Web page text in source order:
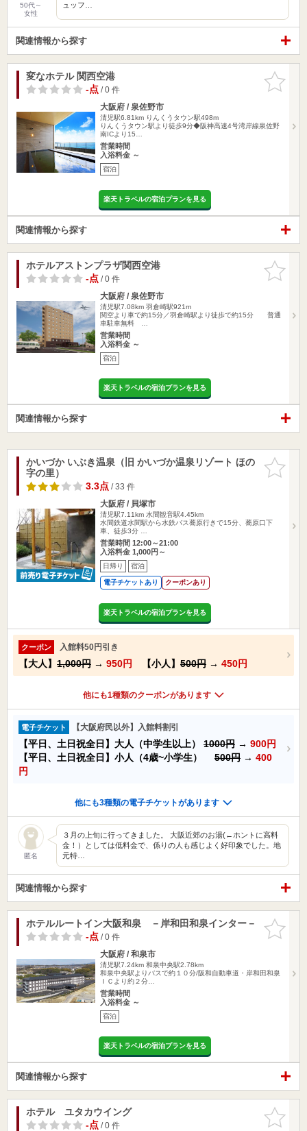
50代～
女性
ュッフ…
関連情報から探す
お気に入
りに追加
変なホテル 関西空港
-点/ 0 件
大阪府 / 泉佐野市
清児駅6.81km りんくうタウン駅498m
りんくうタウン駅より徒歩9分◆阪神高速4号湾岸線泉佐野
南ICより15…
営業時間
入浴料金 ～
宿泊
楽天トラベルの宿泊プランを見る
関連情報から探す
お気に入
りに追加
ホテルアストンプラザ関西空港
-点/ 0 件
大阪府 / 泉佐野市
清児駅7.08km 羽倉崎駅921m
関空より車で約15分／羽倉崎駅より徒歩で約15分 普通
車駐車無料 …
営業時間
入浴料金 ～
宿泊
楽天トラベルの宿泊プランを見る
関連情報から探す
お気に入
りに追加
かいづか いぶき温泉（旧 かいづか温泉リゾート ほの
字の里）
3.3点/ 33 件
大阪府 / 貝塚市
清児駅7.11km 水間観音駅4.45km
水間鉄道水間駅から水鉄バス蕎原行きで15分、蕎原口下
車、徒歩3分 …
営業時間 12:00～21:00
入浴料金 1,000円～
日帰り 宿泊
電子チケットあり クーポンあり
楽天トラベルの宿泊プランを見る
クーポン 入館料50円引き
【大人】 1,000円 → 950円 【小人】 500円 → 450円
他にも1種類のクーポンがあります
電子チケット 【大阪府民以外】入館料割引
【平日、土日祝全日】大人（中学生以上） 1000円 → 900円
【平日、土日祝全日】小人（4歳~小学生） 500円 → 400
円
他にも3種類の電子チケットがあります
匿名
３月の上旬に行ってきました。 大阪近郊のお湯(←ホントに高料
金！）としては低料金で、係りの人も感じよく好印象でした。地
元特…
関連情報から探す
お気に入
りに追加
ホテルルートイン大阪和泉 －岸和田和泉インター－
-点/ 0 件
大阪府 / 和泉市
清児駅7.24km 和泉中央駅2.78km
和泉中央駅よりバスで約１０分/阪和自動車道・岸和田和泉
ＩＣより約２分…
営業時間
入浴料金 ～
宿泊
楽天トラベルの宿泊プランを見る
関連情報から探す
お気に入
りに追加
ホテル ユタカウイング
-点/ 0 件